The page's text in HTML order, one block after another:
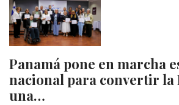
Panamá pone en marcha
nacional para convertir la
una…